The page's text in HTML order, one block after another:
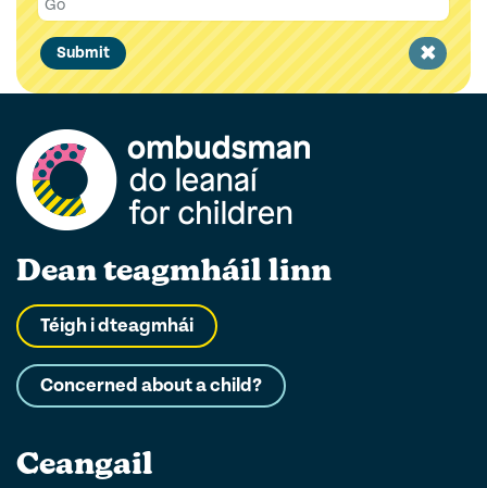
Submit
Clear
filter
Dean teagmháil linn
Téigh i dteagmhái
Concerned about a child?
Ceangail